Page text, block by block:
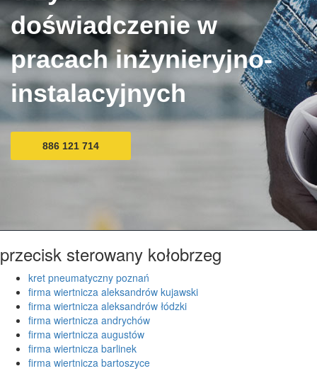
doświadczenie w
pracach inżynieryjno-
instalacyjnych
886 121 714
przecisk sterowany kołobrzeg
kret pneumatyczny poznań
firma wiertnicza aleksandrów kujawski
firma wiertnicza aleksandrów łódzki
firma wiertnicza andrychów
firma wiertnicza augustów
firma wiertnicza barlinek
firma wiertnicza bartoszyce